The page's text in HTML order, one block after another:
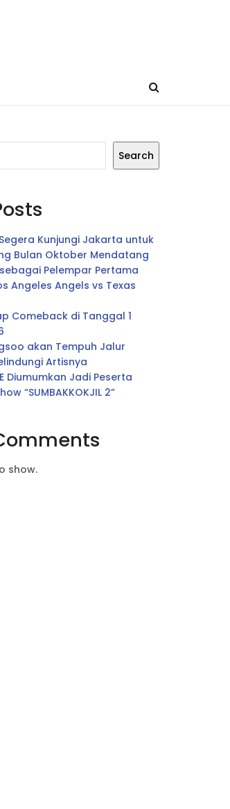
Search
Kunjungi Jakarta untuk
Bulan Oktober Mendatang
sebagai Pelempar Pertama
Angeles Angels vs Texas
Comeback di Tanggal 1
akan Tempuh Jalur
Artisnya
Diumumkan Jadi Peserta
“SUMBAKKOKJIL 2”
show.